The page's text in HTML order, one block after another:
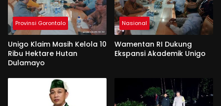
Provinsi Gorontalo
Unigo Klaim Masih Kelola 10
Ribu Hektare Hutan
Dulamayo
Nasional
Wamentan RI Dukung
Ekspansi Akademik Unigo